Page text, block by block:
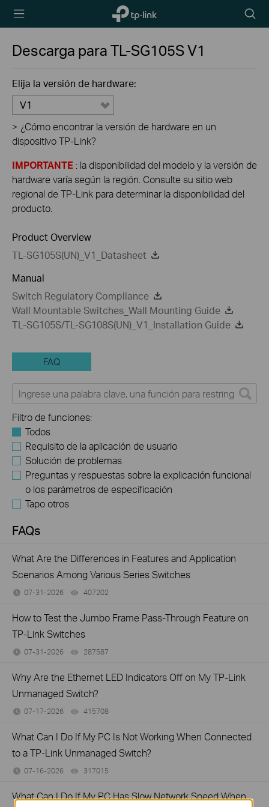
TP-Link,
Reliably
icon
Descarga paraTL-SG105SV1
Elija la versión de hardware:
V1
> ¿Cómo encontrar la versión de hardware en un
dispositivo TP-Link?
IMPORTANTE : la disponibilidad del modelo y la versión de
hardware varía según la región. Consulte su sitio web
regional de TP-Link para determinar la disponibilidad del
producto.
Product Overview
TL-SG105S(UN)_V1_Datasheet
Manual
Switch Regulatory Compliance
Wall Mountable Switches_Wall Mounting Guide
TL-SG105S/TL-SG108S(UN)_V1_Installation Guide
FAQ
Filtro de funciones:
Todos
Requisito de la aplicación de usuario
Solución de problemas
Preguntas y respuestas sobre la explicación funcional
o los parámetros de especificación
Tapo otros
FAQs
What Are the Differences in Features and Application
Scenarios Among Various Series Switches
07-31-2026 407202
How to Test the Jumbo Frame Pass-Through Feature on
TP-Link Switches
07-31-2026 287587
Why Are the Ethernet LED Indicators Off on My TP-Link
Unmanaged Switch?
07-17-2026 415708
What Can I Do If My PC Is Not Working When Connected
to a TP-Link Unmanaged Switch?
07-16-2026 317015
What Can I Do If My PC Has Slow Network Speed When